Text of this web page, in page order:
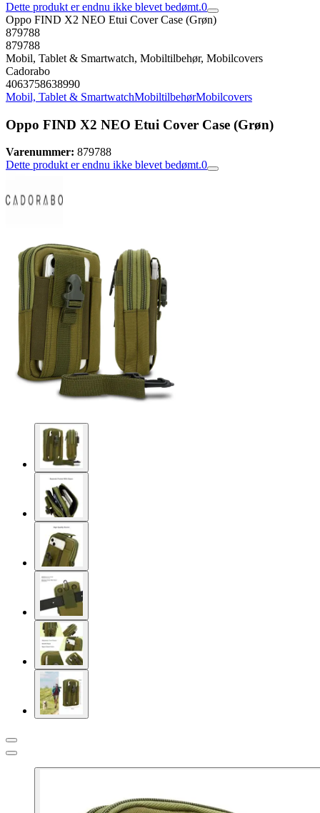
Dette produkt er endnu ikke blevet bedømt.0
Oppo FIND X2 NEO Etui Cover Case (Grøn)
879788
879788
Mobil, Tablet & Smartwatch, Mobiltilbehør, Mobilcovers
Cadorabo
4063758638990
Mobil, Tablet & SmartwatchMobiltilbehørMobilcovers
Oppo FIND X2 NEO Etui Cover Case (Grøn)
Varenummer: 879788
Dette produkt er endnu ikke blevet bedømt.0